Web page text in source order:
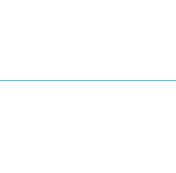
チを使⽤したねじ
がないか確認する